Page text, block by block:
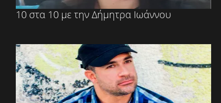
10 στα 10 με την Δήμητρα Ιωάννου